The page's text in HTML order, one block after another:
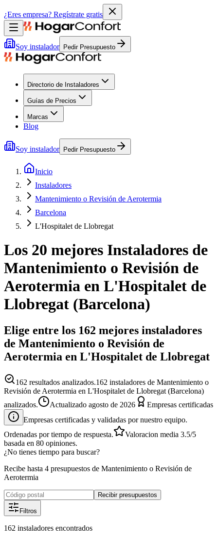
¿Eres empresa? Regístrate gratis
Soy instalador Pedir Presupuesto
Directorio de Instaladores
Guías de Precios
Marcas
Blog
Soy instalador Pedir Presupuesto
Inicio
Instaladores
Mantenimiento o Revisión de Aerotermia
Barcelona
L'Hospitalet de Llobregat
Los 20 mejores Instaladores de
Mantenimiento o Revisión de
Aerotermia en L'Hospitalet de
Llobregat (Barcelona)
Elige entre los 162 mejores instaladores
de Mantenimiento o Revisión de
Aerotermia en L'Hospitalet de Llobregat
162 resultados analizados.162 instaladores de Mantenimiento o
Revisión de Aerotermia en L'Hospitalet de Llobregat (Barcelona)
analizados.
Actualizado agosto de 2026
Empresas certificadas
Empresas certificadas y validadas por nuestro equipo.
Ordenadas por tiempo de respuesta.
Valoracion media 3.5/5
basada en 80 opiniones.
¿No tienes tiempo para buscar?
Recibe hasta 4 presupuestos de Mantenimiento o Revisión de
Aerotermia
Recibir presupuestos
Filtros
162 instaladores encontrados